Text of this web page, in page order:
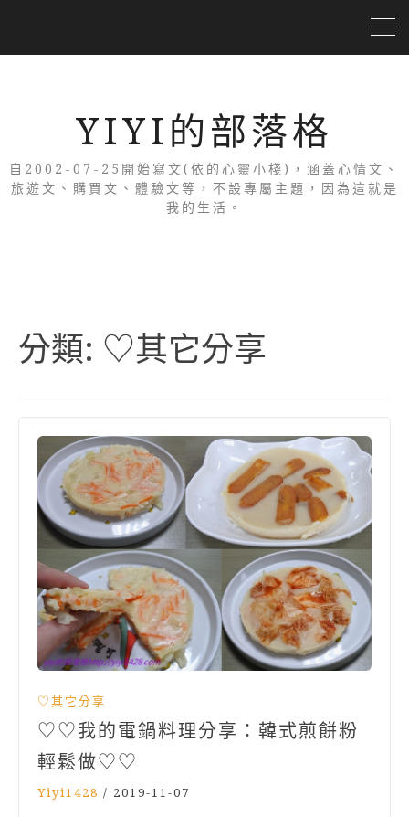
YIYI的部落格
自2002-07-25開始寫文(依的心靈小棧)，涵蓋心情文、
旅遊文、購買文、體驗文等，不設專屬主題，因為這就是
我的生活。
分類: ♡其它分享
♡其它分享
♡♡我的電鍋料理分享：韓式煎餅粉
輕鬆做♡♡
Yiyi1428 / 2019-11-07